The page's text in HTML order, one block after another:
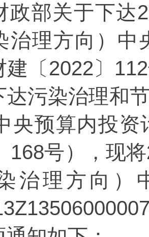
政部关于下达
治理方向）中
建〔2022〕
达污染治理和
央预算内投
168号），现
治理方向）